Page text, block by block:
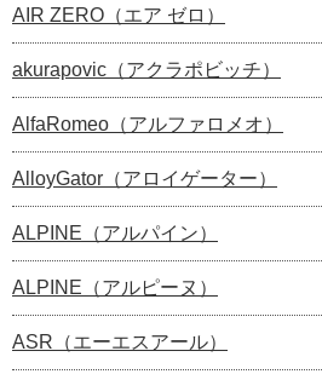
AIR ZERO（エア ゼロ）
akurapovic（アクラポビッチ）
AlfaRomeo（アルファロメオ）
AlloyGator（アロイゲーター）
ALPINE（アルパイン）
ALPINE（アルピーヌ）
ASR（エーエスアール）